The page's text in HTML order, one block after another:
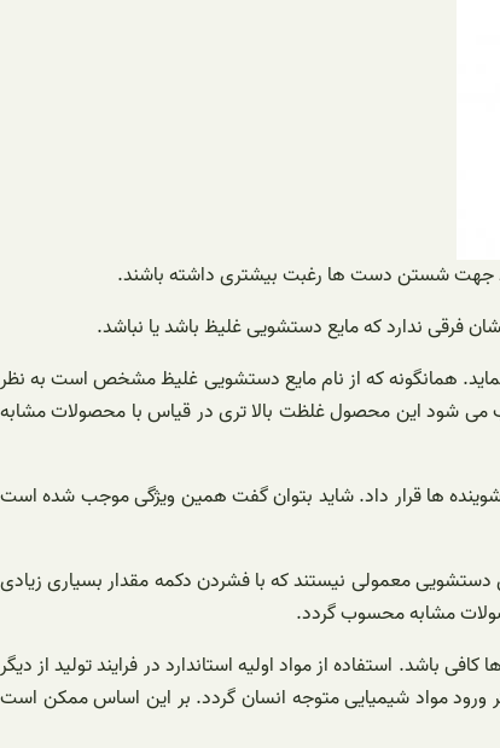
جهت شستن دست ها رغبت بیشتری داشته باشند.
فرقی ندارد که مایع دستشویی غلیظ باشد یا نباشد.
نماید. همانگونه که از نام مایع دستشویی غلیظ مشخص است به نظر
می شود این محصول غلظت بالا تری در قیاس با محصولات مشابه
شوینده ها قرار داد. شاید بتوان گفت همین ویژگی موجب شده است
معمولی نیستند که با فشردن دکمه مقدار بسیاری زیادی
مشابه محسوب گردد.
استفاده از مواد اولیه استاندارد در فرایند تولید از دیگر
ورود مواد شیمیایی متوجه انسان گردد. بر این اساس ممکن است